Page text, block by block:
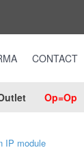
CONTACT
Op=Op
IP module